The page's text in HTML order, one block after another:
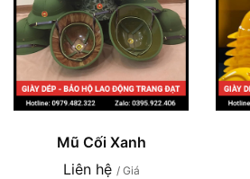
Mũ Cối Xanh
Liên hệ / Giá